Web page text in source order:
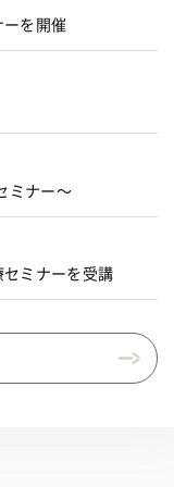
ーを開催
ミナー〜
ミナーを受講